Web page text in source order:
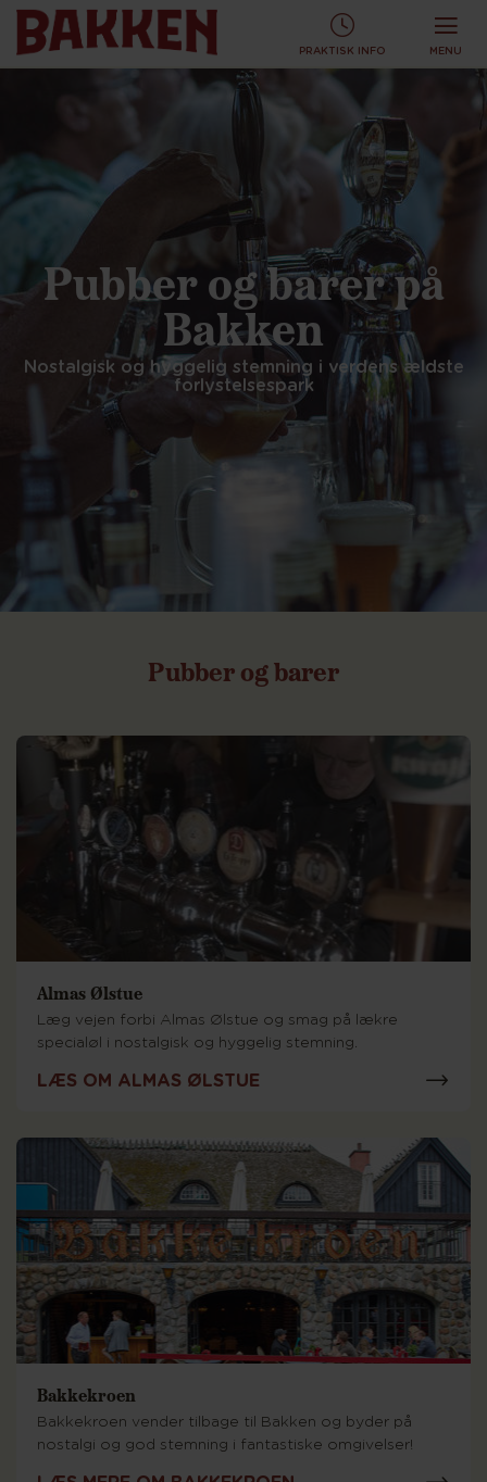
Pubber og barer på
Bakken
Nostalgisk og hyggelig stemning i verdens ældste
forlystelsespark
Pubberogbarer
Almas Ølstue
Læg vejen forbi Almas Ølstue og smag på lækre
specialøl i nostalgisk og hyggelig stemning.
LÆS OM ALMAS ØLSTUE
Bakkekroen
Bakkekroen vender tilbage til Bakken og byder på
nostalgi og god stemning i fantastiske omgivelser!
PRAKTISK INFO MENU
KØB TURBÅND ONLINE OG SPAR! KØB ONLINE